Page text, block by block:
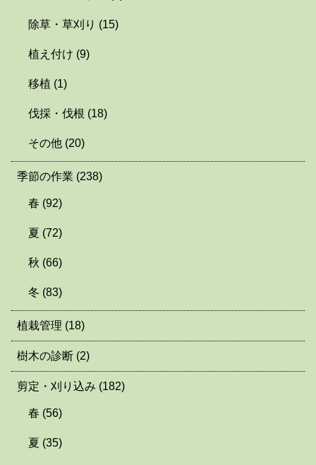
除草・草刈り (15)
植え付け (9)
移植 (1)
伐採・伐根 (18)
その他 (20)
季節の作業 (238)
春 (92)
夏 (72)
秋 (66)
冬 (83)
植栽管理 (18)
樹木の診断 (2)
剪定・刈り込み (182)
春 (56)
夏 (35)